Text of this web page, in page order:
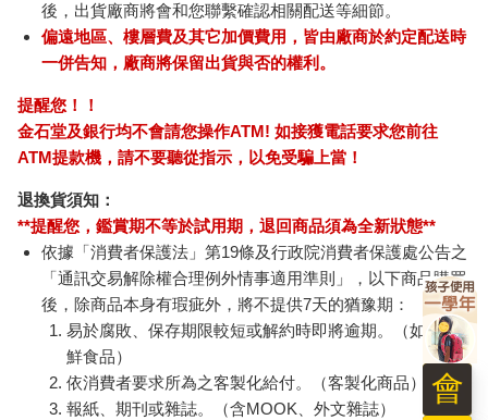
後，出貨廠商將會和您聯繫確認相關配送等細節。
偏遠地區、樓層費及其它加價費用，皆由廠商於約定配送時
一併告知，廠商將保留出貨與否的權利。
提醒您！！
金石堂及銀行均不會請您操作ATM! 如接獲電話要求您前往
ATM提款機，請不要聽從指示，以免受騙上當！
退換貨須知：
**提醒您，鑑賞期不等於試用期，退回商品須為全新狀態**
依據「消費者保護法」第19條及行政院消費者保護處公告之
「通訊交易解除權合理例外情事適用準則」，以下商品購買
後，除商品本身有瑕疵外，將不提供7天的猶豫期：
易於腐敗、保存期限較短或解約時即將逾期。（如：生
鮮食品）
依消費者要求所為之客製化給付。（客製化商品）
報紙、期刊或雜誌。（含MOOK、外文雜誌）
會